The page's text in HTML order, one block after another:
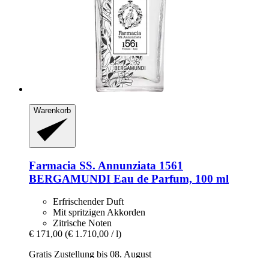
Warenkorb
Farmacia SS. Annunziata 1561
BERGAMUNDI Eau de Parfum, 100 ml
Erfrischender Duft
Mit spritzigen Akkorden
Zitrische Noten
€ 171,00 (€ 1.710,00 / l)
Gratis Zustellung bis 08. August